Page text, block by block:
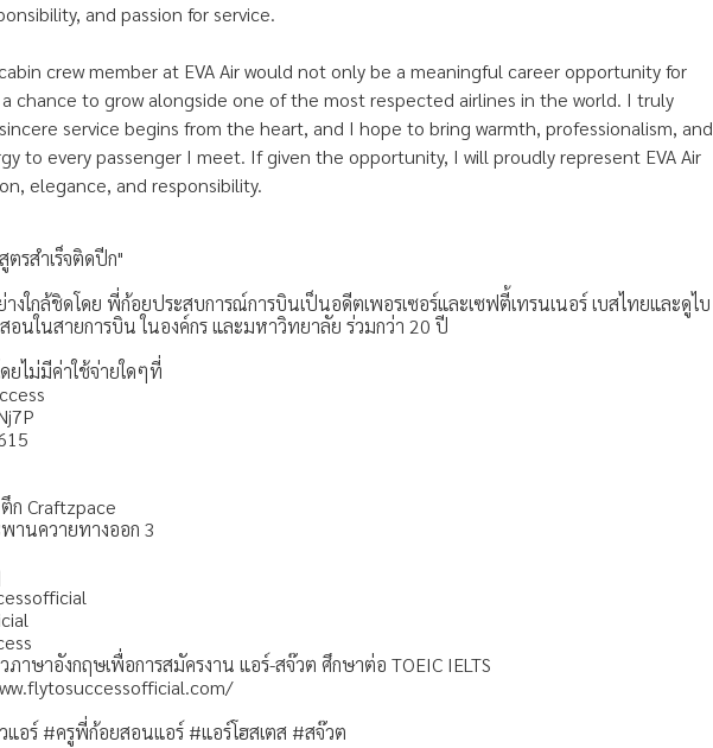
and passion for service.
crew member at EVA Air would not only be a meaningful career opportunity for
chance to grow alongside one of the most respected airlines in the world. I truly
service begins from the heart, and I hope to bring warmth, professionalism, and
to every passenger I meet. If given the opportunity, I will proudly represent EVA Air
elegance, and responsibility.
รสำเร็จติดปีก"
งใกล้ชิดโดย พี่ก้อยประสบการณ์การบินเป็นอดีตเพอรเซอร์และเซฟตี้เทรนเนอร์ เบสไทยและดูไบ
นในสายการบิน ในองค์กร และมหาวิทยาลัย ร่วมกว่า 20 ปี
ไม่มีค่าใช้จ่ายใดๆที่
ก Craftzpace
พานควายทางออก 3
าษาอังกฤษเพื่อการสมัครงาน แอร์-สจ๊วต ศึกษาต่อ TOEIC IELTS
แอร์ #ครูพี่ก้อยสอนแอร์ #แอร์โฮสเตส #สจ๊วต